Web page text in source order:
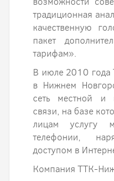
традиционная
качественную
пакет
тарифам».
В июле 2010 года
в Нижнем
сеть местной и
связи, на базе
лицам услугу
телефонии,
доступом в
Компания ТТК-